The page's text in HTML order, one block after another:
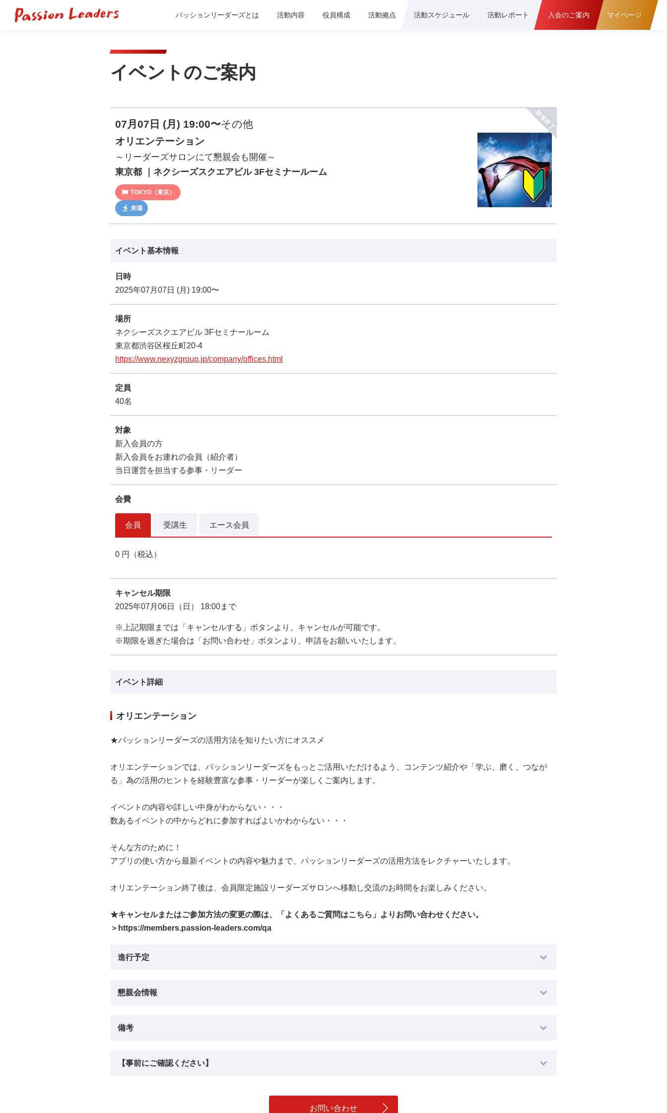
パッションリーダーズとは 活動内容 役員構成 活動拠点 活動スケジュール 活動レポート 入会のご案内 マイページ
イベントのご案内
07月07日 (月) 19:00〜その他
オリエンテーション
～リーダーズサロンにて懇親会も開催～
東京都 ｜ネクシーズスクエアビル 3Fセミナールーム
TOKYO（東京）
来場
イベント基本情報
日時
2025年07月07日 (月) 19:00〜
場所
ネクシーズスクエアビル 3Fセミナールーム
東京都渋谷区桜丘町20-4
https://www.nexyzgroup.jp/company/offices.html
定員
40名
対象
新入会員の方
新入会員をお連れの会員（紹介者）
当日運営を担当する参事・リーダー
会費
会員 受講生 エース会員
0 円（税込）
キャンセル期限
2025年07月06日（日） 18:00まで
※上記期限までは「キャンセルする」ボタンより、キャンセルが可能です。
※期限を過ぎた場合は「お問い合わせ」ボタンより、申請をお願いいたします。
イベント詳細
オリエンテーション
★パッションリーダーズの活用方法を知りたい方にオススメ
オリエンテーションでは、パッションリーダーズをもっとご活用いただけるよう、コンテンツ紹介や「学ぶ、磨く、つなが
る」為の活用のヒントを経験豊富な参事・リーダーが楽しくご案内します。
イベントの内容や詳しい中身がわからない・・・
数あるイベントの中からどれに参加すればよいかわからない・・・
そんな方のために！
アプリの使い方から最新イベントの内容や魅力まで、パッションリーダーズの活用方法をレクチャーいたします。
オリエンテーション終了後は、会員限定施設リーダーズサロンへ移動し交流のお時間をお楽しみください。
★キャンセルまたはご参加方法の変更の際は、「よくあるご質問はこちら」よりお問い合わせください。
＞ https://members.passion-leaders.com/qa
進行予定
懇親会情報
備考
【事前にご確認ください】
お問い合わせ